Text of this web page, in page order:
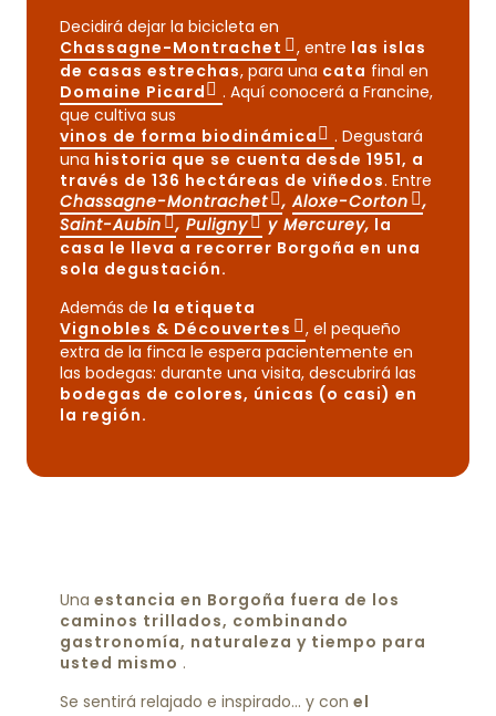
Decidirá dejar la bicicleta en
Chassagne-Montrachet
, entre las islas
de casas estrechas, para una cata final en
Domaine Picard
. Aquí conocerá a Francine,
que cultiva sus
vinos de forma biodinámica
. Degustará
una historia que se cuenta desde 1951, a
través de 136 hectáreas de viñedos. Entre
Chassagne-Montrachet
,Aloxe-Corton
,
Saint-Aubin
, Puligny y Mercurey, la
casa le lleva a recorrer Borgoña en una
sola degustación.
Además de la etiqueta
Vignobles & Découvertes
, el pequeño
extra de la finca le espera pacientemente en
las bodegas: durante una visita, descubrirá las
bodegas de colores, únicas (o casi) en
la región.
Una estancia en Borgoña fuera de los
caminos trillados, combinando
gastronomía, naturaleza y tiempo para
usted mismo .
Se sentirá relajado e inspirado… y con el